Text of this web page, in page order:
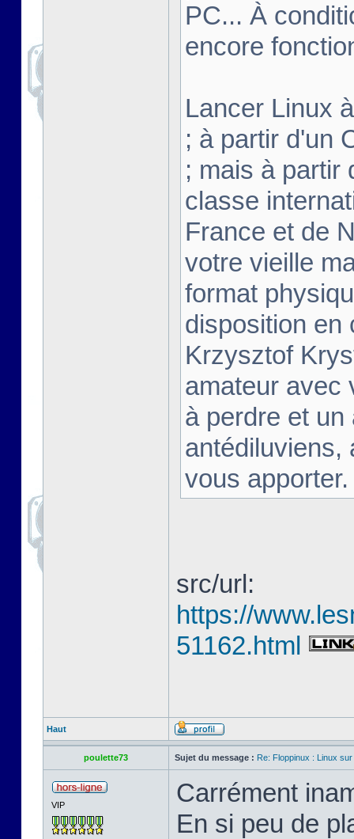
PC... À
encore
Lancer Linux
; à partir d'un
; mais à partir
classe
France et de
votre vieille
format
disposition en
Krzysztof
amateur avec
à perdre et
antédiluviens,
vous
src/url:
https://
51162.html
Haut
poulette73 Sujet du message : Re: Floppinux : Linux
VIP
Carrément
En si peu de